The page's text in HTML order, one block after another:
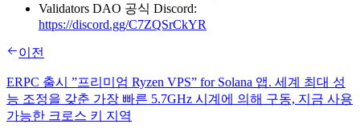
Validators DAO 공식 Discord:
https://discord.gg/C7ZQSrCkYR
이전
ERPC 출시 ”프리미엄 Ryzen VPS” for Solana 앱. 세계 최대 성
능 조정을 갖춘 가장 빠른 5.7GHz 시계에 의해 구동, 지금 사용
가능한 크로스 키 지역